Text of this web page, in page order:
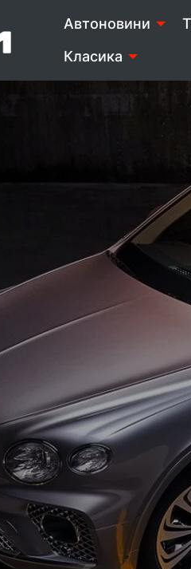
Автоновини
Класика